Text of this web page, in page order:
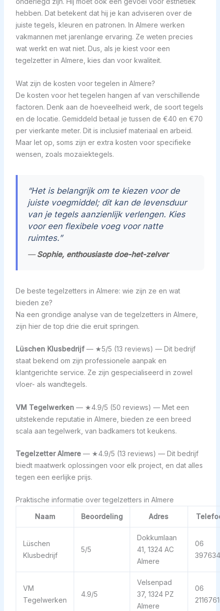
hebben. Dat betekent dat hij je kan adviseren over de
juiste tegels, kleuren en patronen. In Almere werken
vakmannen met jarenlange ervaring. Ze weten precies
wat werkt en wat niet. Dus, als je kiest voor een
tegelzetter in Almere, kies dan voor kwaliteit.
Wat zijn de kosten voor tegelen in Almere?
De kosten voor het tegelen hangen af van verschillende
factoren. Denk aan de hoeveelheid werk, de soort tegels
en de locatie. Gemiddeld betaal je tussen de €40 en €70
per vierkante meter. Dit is inclusief materiaal en arbeid.
Maar let op, soms zijn er extra kosten voor specifieke
wensen, zoals mozaïektegels.
“Het is belangrijk om te kiezen voor de
juiste voegmiddel; dit kan de levensduur
van je tegels aanzienlijk verlengen. Kies
voor een flexibele voeg voor natte
ruimtes.”
—Sophie, enthousiaste doe-het-zelver
De beste tegelzetters in Almere: wie zijn ze en wat
bieden ze?
Na een grondige analyse van de tegelzetters in Almere,
zijn hier de top drie die eruit springen.
Lüschen Klusbedrijf— ★5/5 (13 reviews) — Dit bedrijf
staat bekend om zijn professionele aanpak en
klantgerichte service. Ze zijn gespecialiseerd in zowel
vloer- als wandtegels.
VM Tegelwerken — ★4.9/5 (50 reviews) — Met een
uitstekende reputatie in Almere, bieden ze een breed
scala aan tegelwerk, van badkamers tot keukens.
Tegelzetter Almere— ★4.9/5 (13 reviews) — Dit bedrijf
biedt maatwerk oplossingen voor elk project, en dat alles
tegen een eerlijke prijs.
Praktische informatie over tegelzetters in Almere
Naam
Beoordeling Adres
Lüschen
Klusbedrijf
5/5
Dokkumlaan
41, 1324 AC
Almere
06
VM
Tegelwerken
4.9/5
Velsenpad
37, 1324 PZ
Almere
06